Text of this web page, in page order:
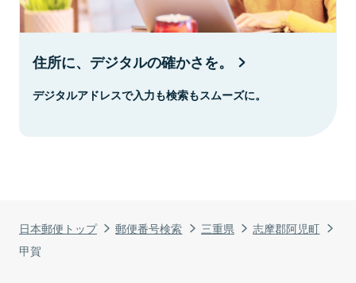
日本郵便トップ 郵便番号検索 三重県
志摩郡阿児町
甲賀
住所に、デジタルの確かさを。
デジタルアドレスで入力も検索もスムーズに。